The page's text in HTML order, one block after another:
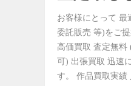
お客様にとって 最
委託販売 等)をご
高価買取 査定無料
可) 出張買取 迅速
す。 作品買取実績